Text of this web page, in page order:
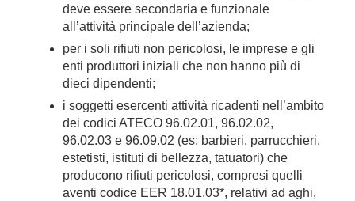
deve essere secondaria e funzionale
all’attività principale dell’azienda;
per i soli rifiuti non pericolosi, le imprese e gli
enti produttori iniziali che non hanno più di
dieci dipendenti;
i soggetti esercenti attività ricadenti nell’ambito
dei codici ATECO 96.02.01, 96.02.02,
96.02.03 e 96.09.02 (es: barbieri, parrucchieri,
estetisti, istituti di bellezza, tatuatori) che
producono rifiuti pericolosi, compresi quelli
aventi codice EER 18.01.03*, relativi ad aghi,